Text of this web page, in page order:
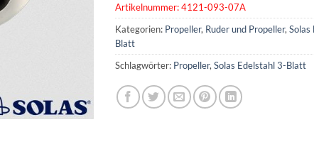
Artikelnummer:4121-093-07A
Kategorien: Propeller, Ruder und Propeller,Solas
Blatt
Schlagwörter: Propeller,Solas Edelstahl 3-Blatt